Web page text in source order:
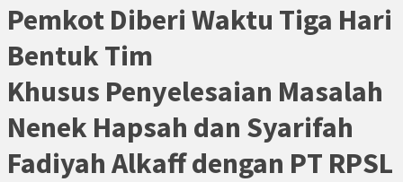
Pemkot Diberi Waktu Tiga Hari
Bentuk Tim
Khusus Penyelesaian Masalah
Nenek Hapsah dan Syarifah
Fadiyah Alkaff dengan PT RPSL